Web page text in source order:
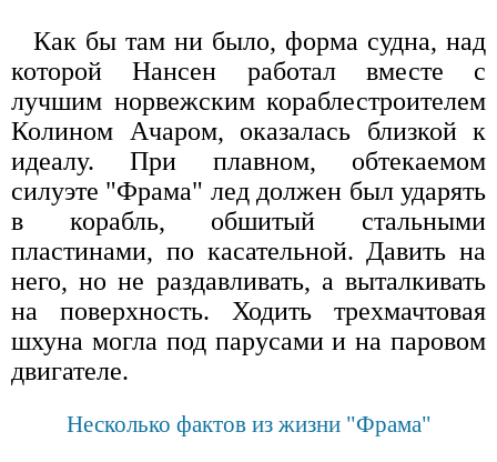
Как бы там ни было, форма судна, над
которой Нансен работал вместе с
лучшим норвежским кораблестроителем
Колином Ачаром, оказалась близкой к
идеалу. При плавном, обтекаемом
силуэте "Фрама" лед должен был ударять
в корабль, обшитый стальными
пластинами, по касательной. Давить на
него, но не раздавливать, а выталкивать
на поверхность. Ходить трехмачтовая
шхуна могла под парусами и на паровом
двигателе.
Несколько фактов из жизни "Фрама"